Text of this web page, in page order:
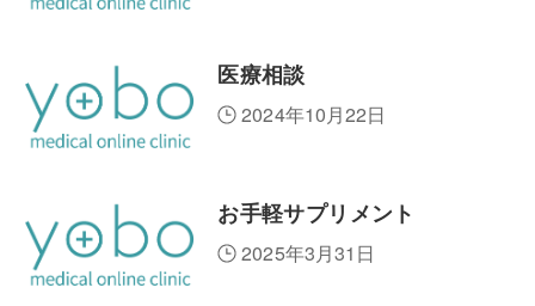
医療相談
2024年10月22日
お手軽サプリメント
2025年3月31日